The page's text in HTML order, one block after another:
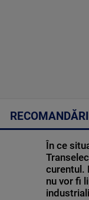
RECOMANDĂRI
În ce
curentul.
nu vor fi